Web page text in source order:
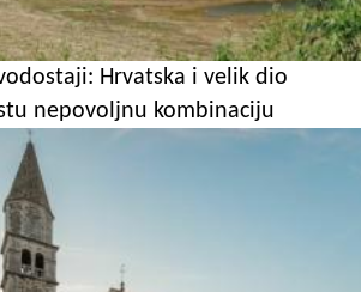
Hrvatska i velik dio
nepovoljnu kombinaciju